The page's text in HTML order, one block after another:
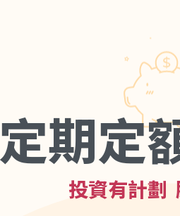
定期定
投資有計劃